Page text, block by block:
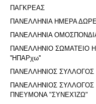
ΠΑΓΚΡΕΑΣ
ΠΑΝΕΛΛΗΝΙΑ ΗΜΕΡΑ
ΠΑΝΕΛΛΗΝΙΑ
ΠΑΝΕΛΛΗΝΙΟ ΣΩΜΑΤΕΙΟ
''ΗΠΑΡχω''
ΠΑΝΕΛΛΗΝΙΟΣ ΣΥΛΛΟΓΟΣ
ΠΑΝΕΛΛΗΝΙΟΣ
ΠΝΕΥΜΟΝΑ "ΣΥΝΕΧΊΖΩ"